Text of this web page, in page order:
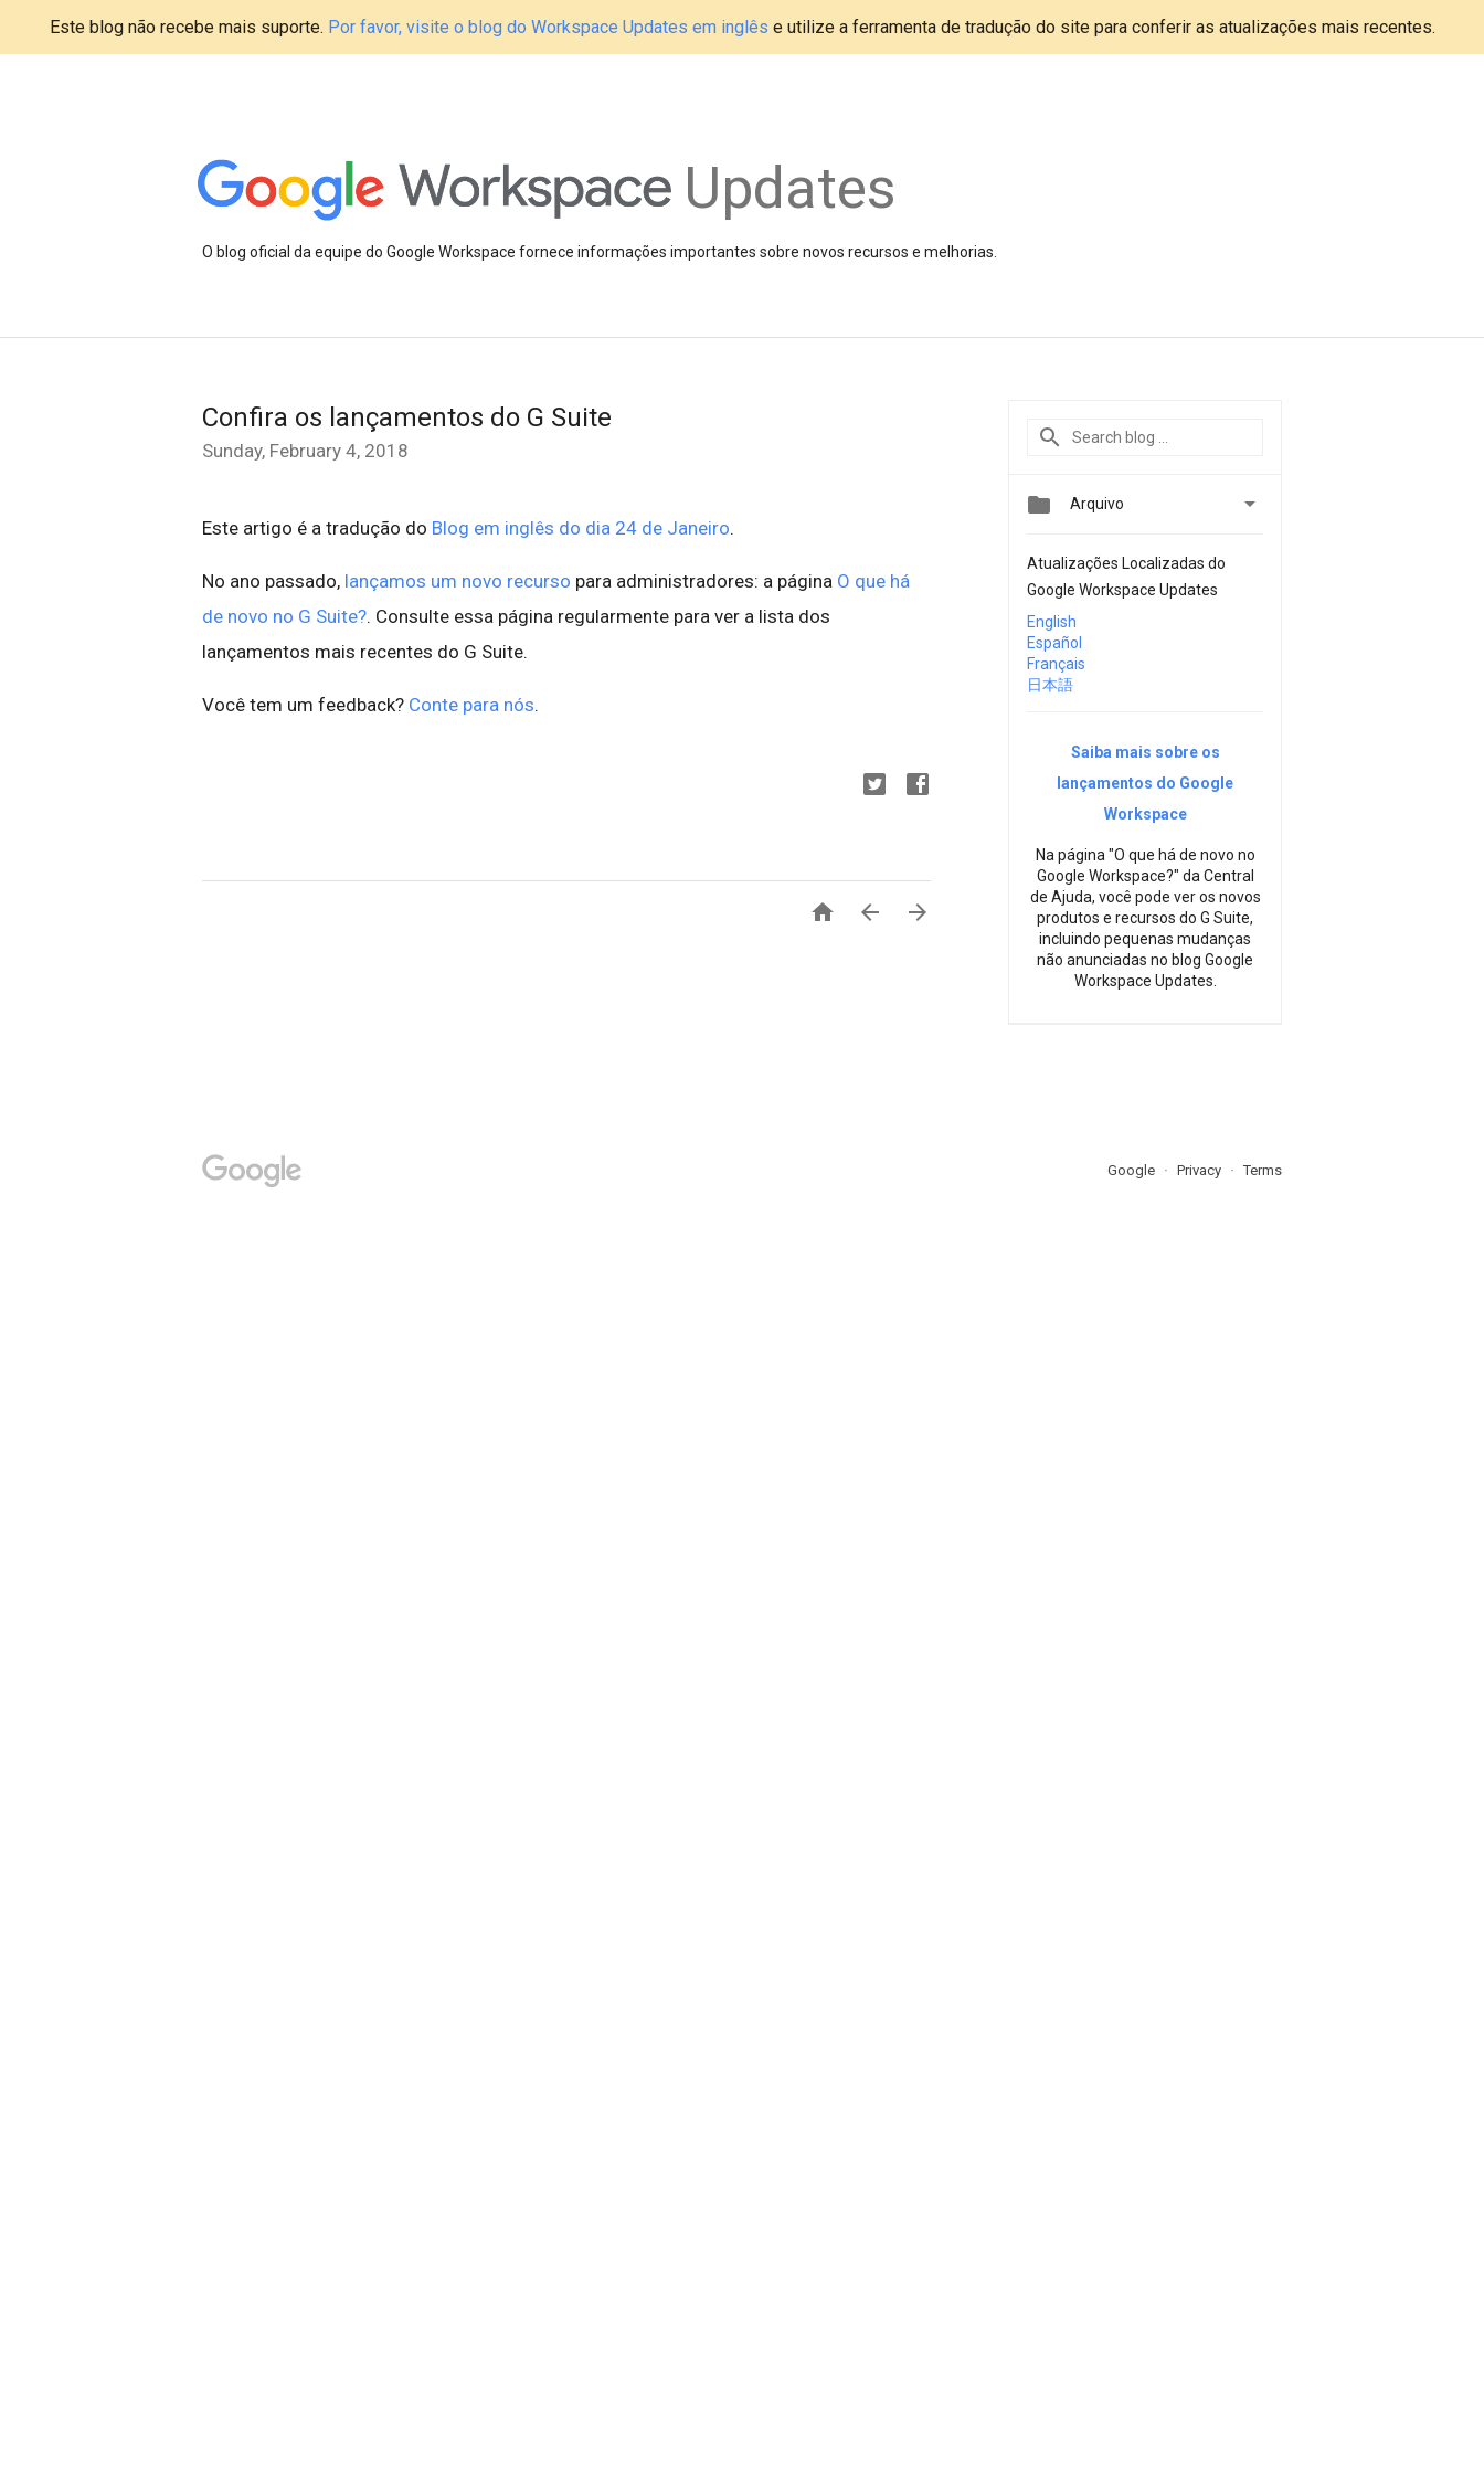
Este blog não recebe mais suporte. Por favor, visite o blog do Workspace Updates em inglês e utilize a ferramenta de tradução do site para conferir as atualizações mais recentes.
Updates
O blog oficial da equipe do Google Workspace fornece informações importantes sobre novos recursos e melhorias.
Confira os lançamentos do G Suite
Sunday, February 4, 2018
Este artigo é a tradução do Blog em inglês do dia 24 de Janeiro.
No ano passado, lançamos um novo recurso para administradores: a página O que há
de novo no G Suite?. Consulte essa página regularmente para ver a lista dos
lançamentos mais recentes do G Suite.
Você tem um feedback? Conte para nós.
  
 Arquivo 
Atualizações Localizadas do
Google Workspace Updates
English
Español
Français
日本語
Saiba mais sobre os
lançamentos do Google
Workspace
Na página "O que há de novo no
Google Workspace?" da Central
de Ajuda, você pode ver os novos
produtos e recursos do G Suite,
incluindo pequenas mudanças
não anunciadas no blog Google
Workspace Updates.
Google Privacy Terms